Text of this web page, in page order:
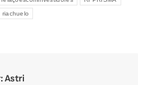
riachuelo
Astri